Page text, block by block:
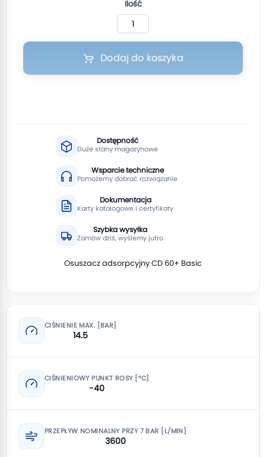
Ilość
Dodaj do koszyka
Dostępność
Duże stany magazynowe
Wsparcie techniczne
Pomożemy dobrać rozwiązanie
Dokumentacja
Karty katalogowe i certyfikaty
Szybka wysyłka
Zamów dziś, wyślemy jutro
Osuszacz adsorpcyjny CD 60+ Basic
CIŚNIENIE MAX. [BAR]
14.5
CIŚNIENIOWY PUNKT ROSY [°C]
-40
PRZEPŁYW NOMINALNY PRZY 7 BAR [L/MIN]
3600